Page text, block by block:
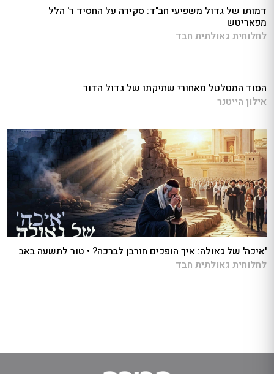
דמותו של גדול משפיעי חב"ד: סקירה על החסיד ר' הלל
מפאריטש
לחלוחית גאולתית חבד
הסוד המטלטל מאחורי שתיקתו של גדול הדור
אילון הייטנר
'איכה' של גאולה: איך הופכים חורבן לברכה? • טור לתשעה באב
לחלוחית גאולתית חבד